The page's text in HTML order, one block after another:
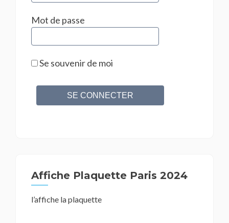
Mot de passe
Se souvenir de moi
Affiche Plaquette Paris 2024
l’affiche la plaquette